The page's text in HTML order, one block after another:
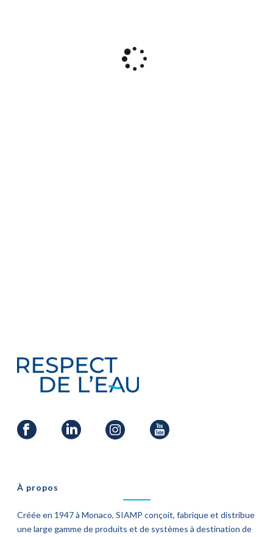
À propos
Créée en 1947 à Monaco, SIAMP conçoit, fabrique et distribue
une large gamme de produits et de systèmes à destination de